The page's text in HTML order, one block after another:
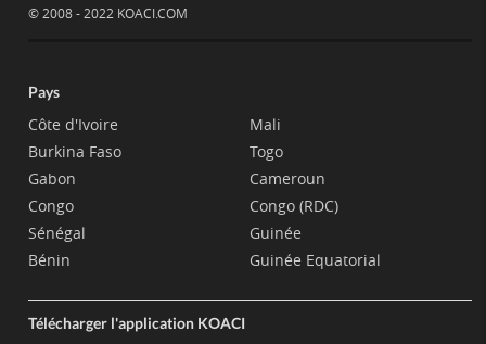
© 2008 - 2022 KOACI.COM
Pays
Côte d'Ivoire
Burkina Faso
Gabon
Congo
Sénégal
Bénin
Mali
Togo
Cameroun
Congo (RDC)
Guinée
Guinée Equatorial
Télécharger l'application KOACI